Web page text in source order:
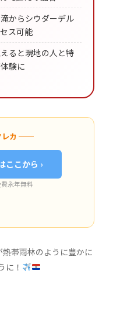
からシウダーデル
ス可能
ると現地の人と特
験に
レカ ──
ここから ›
永年無料
帯雨林のように豊かに
に！